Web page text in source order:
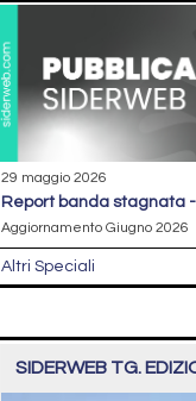
29 maggio 2026
report banda stagnata
Aggiornamento Giugno 2026
Altri Speciali
SIDERWEB TG.